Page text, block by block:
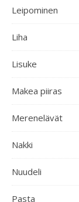
Leipominen
Liha
Lisuke
Makea piiras
Merenelävät
Nakki
Nuudeli
Pasta